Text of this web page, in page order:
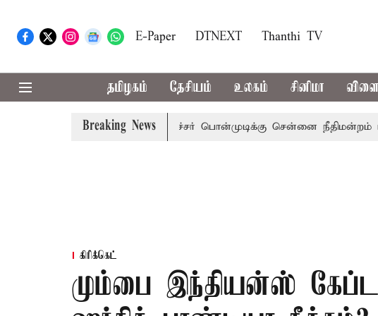
E-Paper DTNEXT Thanthi TV
தமிழகம் தேசியம் உலகம் சினிமா
Breaking News
முன்னாள் அமைச்சர் பொன்முடிக்கு சென்னை நீதிமன்றம்
கிரிக்கெட்
மும்பை இந்தியன்ஸ் கேப்டன்